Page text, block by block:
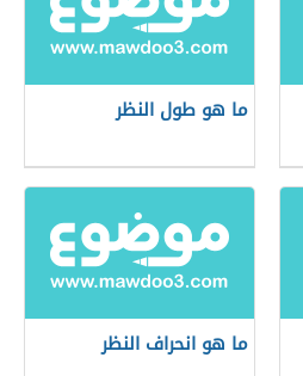
ما هو طول النظر
ما هو انحراف النظر